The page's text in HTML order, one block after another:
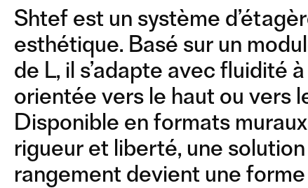
COMPOSITION 08
COMPOSITION 12
Shtef est un système
esthétique. Basé sur un
de L, il s’adapte avec
orientée vers le haut ou vers
Disponible en formats
rigueur et liberté, une
rangement devient une